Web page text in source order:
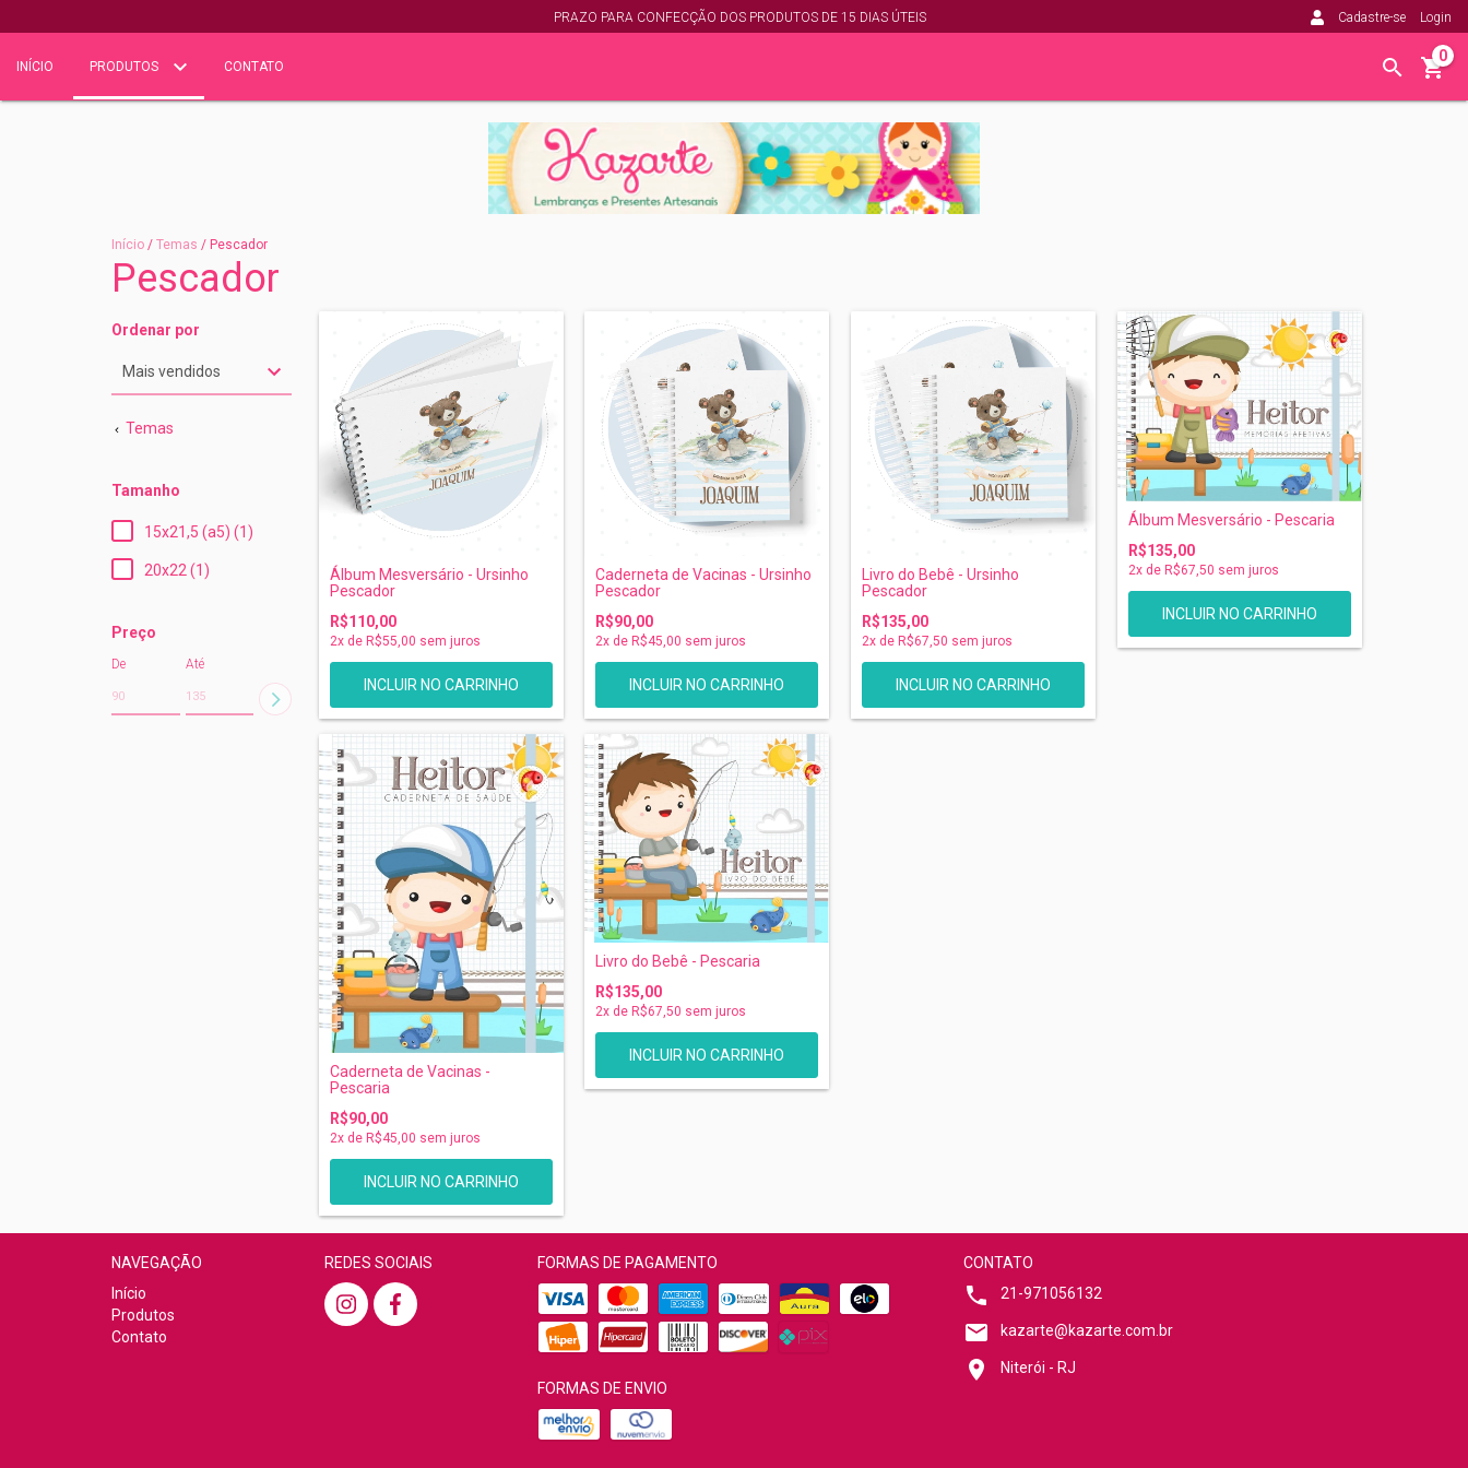
PRAZO PARA CONFECÇÃO DOS PRODUTOS DE 15 DIAS ÚTEIS Cadastre-se Login
INÍCIO PRODUTOS CONTATO
0
Início / Temas / Pescador
Pescador
Ordenar por
Temas
Tamanho
15x21,5 (a5) (1)
20x22 (1)
Preço
De Até
Álbum Mesversário - Ursinho
Pescador
R$110,00
2x de R$55,00 sem juros
Caderneta de Vacinas - Ursinho
Pescador
R$90,00
2x de R$45,00 sem juros
Livro do Bebê - Ursinho
Pescador
R$135,00
2x de R$67,50 sem juros
INCLUIR NO CARRINHO
Álbum Mesversário - Pescaria
R$135,00
2x de R$67,50 sem juros
Caderneta de Vacinas -
Pescaria
R$90,00
2x de R$45,00 sem juros
Livro do Bebê - Pescaria
R$135,00
2x de R$67,50 sem juros
NAVEGAÇÃO
Início
Produtos
Contato
REDES SOCIAIS FORMAS DE PAGAMENTO
FORMAS DE ENVIO
CONTATO
21-971056132
kazarte@kazarte.com.br
Niterói - RJ